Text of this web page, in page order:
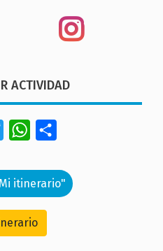
ACTIVIDAD
TwitterWhatsApp
itinerario"